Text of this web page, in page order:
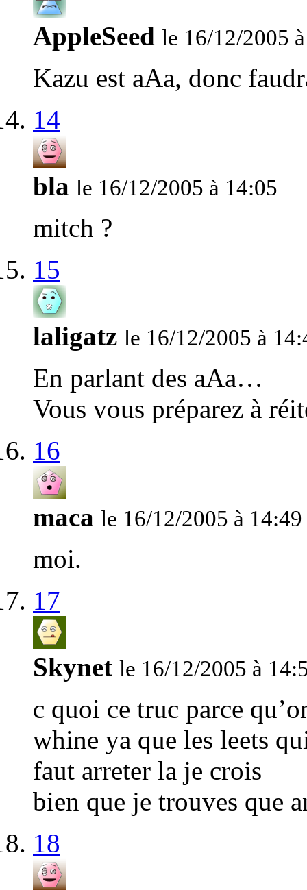
AppleSeed le 16/12/2005
Kazu est aAa, donc
14
bla le 16/12/2005 à 14:05
mitch ?
15
laligatz le 16/12/2005 à
En parlant des aAa…
Vous vous préparez à
16
maca le 16/12/2005 à 14:49
moi.
17
Skynet le 16/12/2005 à
c quoi ce truc parce
whine ya que les leets
faut arreter la je crois
bien que je trouves que
18